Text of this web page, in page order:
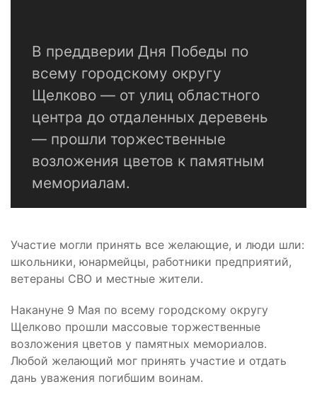
В преддверии Дня Победы по
всему городскому округу
Щелково — от улиц областного
центра до отдаленных деревень
— прошли торжественные
возложения цветов к памятным
мемориалам.
Участие могли принять все желающие, и люди шли:
школьники, юнармейцы, работники предприятий,
ветераны СВО и местные жители.
Накануне 9 Мая по всему городскому округу
Щелково прошли массовые торжественные
возложения цветов у памятных мемориалов.
Любой желающий мог принять участие и отдать
дань уважения погибшим воинам.